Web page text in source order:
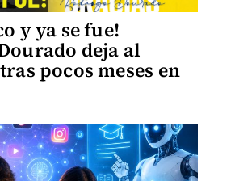
y ya se fue!
deja al
pocos meses en